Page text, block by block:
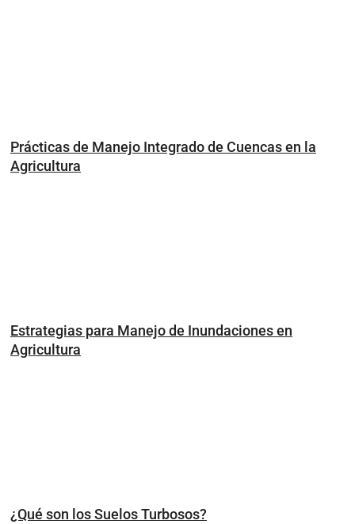
Prácticas de Manejo Integrado de Cuencas en la
Agricultura
Estrategias para Manejo de Inundaciones en
Agricultura
¿Qué son los Suelos Turbosos?